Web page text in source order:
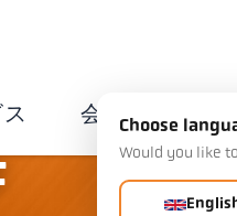
会社概要
Choose
Would you like